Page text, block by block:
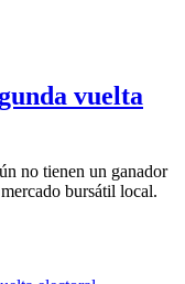
vuelta
no tienen un ganador
bursátil local.